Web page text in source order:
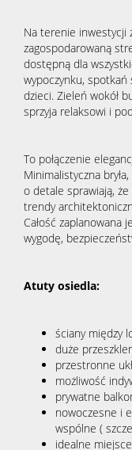
Na terenie inwestycji
zagospodarowaną
dostępną dla
wypoczynku, spotkań
dzieci. Zieleń wokół
sprzyja relaksowi i
To połączenie
Minimalistyczna
o detale sprawiają,
trendy
Całość zaplanowana
wygodę,
Atuty osiedla:
ściany między
duże
przestronne
możliwość
prywatne
nowoczesne i
wspólne (
idealne